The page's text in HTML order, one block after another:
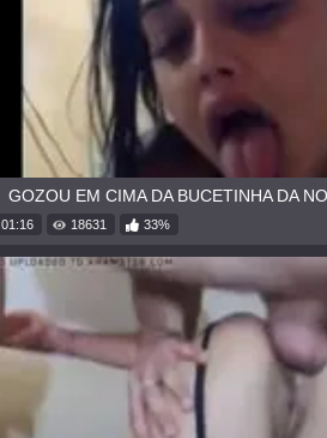
GOZOU EM CIMA DA BUCETINHA DA
01:16 18631 33%